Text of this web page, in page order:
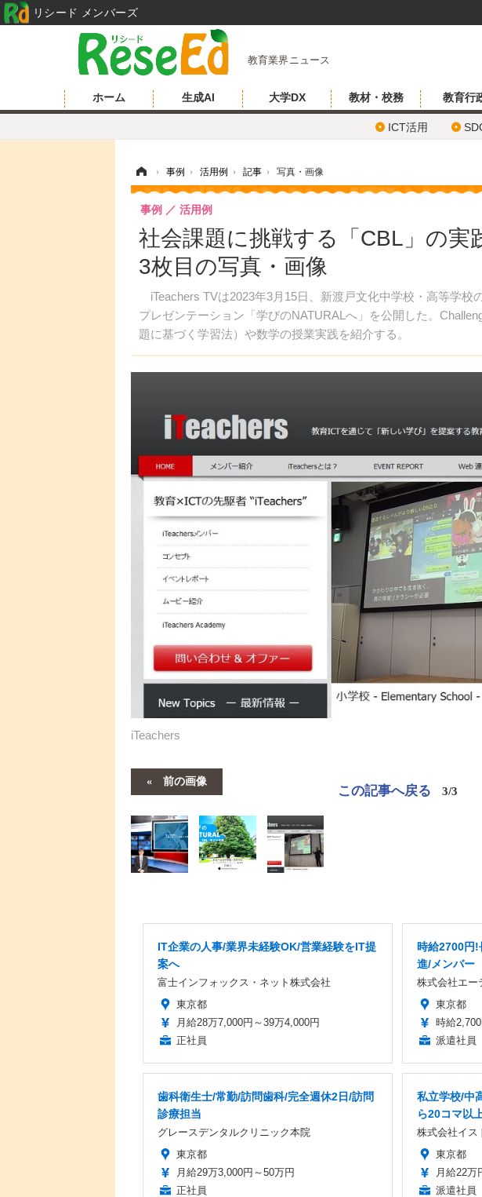
教育業界ニュース
ホーム 生成AI 大学DX 教材・校務 教育行
ICT活用
› 事例 › 活用例 › 記事 › 写真・画像
社会課題に挑戦する「CBL」の
3枚目の写真・画像
iTeachers TVは2023年3月15日、新渡戸文化中学校・高等学校
プレゼンテーション「学びのNATURALへ」を公開した。
題に基づく学習法）や数学の授業実践を紹介する。
事例 活用例
iTeachers
前の画像
この記事へ戻る 3/3
IT企業の人事/業界未経験OK/営業経験をIT提
案へ
富士インフォックス・ネット株式会社
東京都
月給28万7,000円～39万4,000円
正社員
時給2700円!
進/メンバー
株式会社エー
東京都
時給2,700
派遣社員
歯科衛生士/常勤/訪問歯科/完全週休2日/訪問
診療担当
グレースデンタルクリニック本院
東京都
月給29万3,000円～50万円
正社員
私立学校/中
ら20コマ以
株式会社イス
東京都
月給22万
派遣社員
リシード メンバーズ